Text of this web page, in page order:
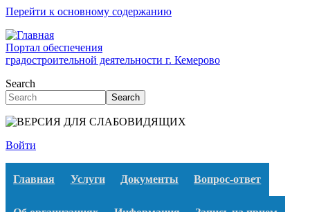
Перейти к основному содержанию
Портал обеспечения
градостроительной деятельности г. Кемерово
Search
Search
Войти
Главная Услуги Документы Вопрос-ответ